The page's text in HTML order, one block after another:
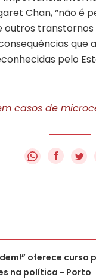
Chan, “não é
pelo
casos de
f
oferece curso
na política - Porto